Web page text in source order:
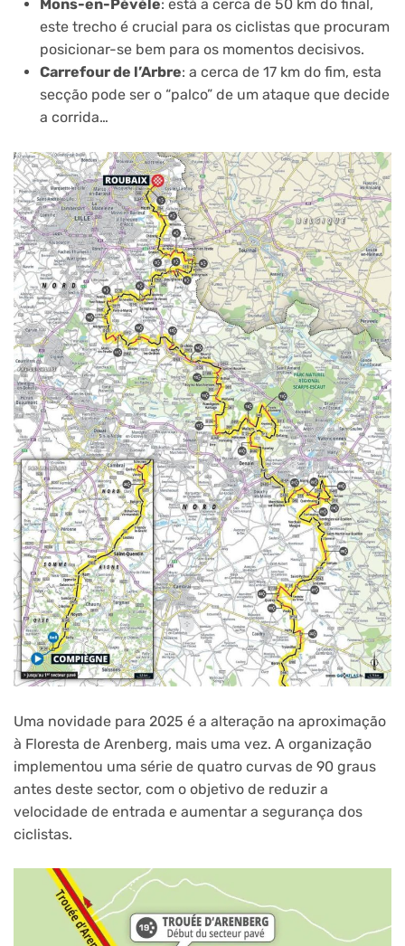
Mons-en-Pévèle: está a cerca de 50 km do final,
este trecho é crucial para os ciclistas que procuram
posicionar-se bem para os momentos decisivos.
Carrefour de l’Arbre: a cerca de 17 km do fim, esta
secção pode ser o “palco” de um ataque que decide
a corrida…
Uma novidade para 2025 é a alteração na aproximação
à Floresta de Arenberg, mais uma vez. A organização
implementou uma série de quatro curvas de 90 graus
antes deste sector, com o objetivo de reduzir a
velocidade de entrada e aumentar a segurança dos
ciclistas.